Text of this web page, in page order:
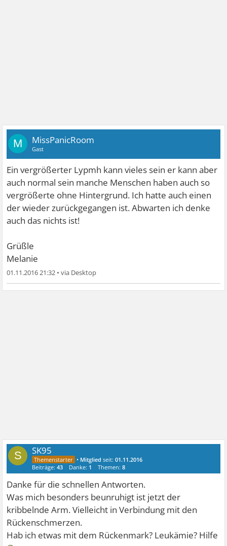
M MissPanicRoom
Gast
Ein vergrößerter Lypmh kann vieles sein er kann aber
auch normal sein manche Menschen haben auch so
vergrößerte ohne Hintergrund. Ich hatte auch einen
der wieder zurückgegangen ist. Abwarten ich denke
auch das nichts ist!
Grüßle
Melanie
01.11.2016 21:32 •
S SK95
• Mitglied seit:01.11.2016
Beiträge:43 Danke: 1 Themen:8
Danke für die schnellen Antworten.
Was mich besonders beunruhigt ist jetzt der
kribbelnde Arm. Vielleicht in Verbindung mit den
Rückenschmerzen.
Hab ich etwas mit dem Rückenmark? Leukämie? Hilfe